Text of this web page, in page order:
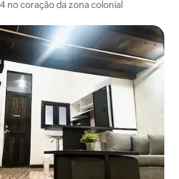
no coração da zona colonial